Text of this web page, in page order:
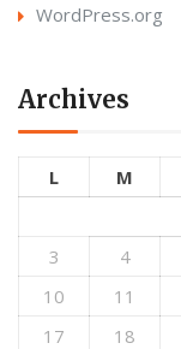
WordPress.org
Archives
L M
3
4
10
11
17
18